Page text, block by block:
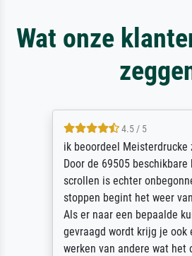
Wat onze
4.5 / 5
ik beoordeel Meisterdrucke
Door de 69505 beschikbare
scrollen is echter
stoppen begint het weer
Als er naar een bepaalde
gevraagd wordt krijg je ook
werken van andere wat het